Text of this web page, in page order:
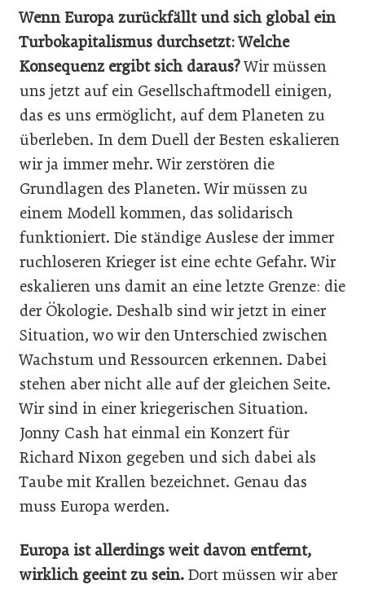
Wenn Europa zurückfällt und sich global ein
Turbokapitalismus durchsetzt: Welche
Konsequenz ergibt sich daraus?Wir müssen
uns jetzt auf ein Gesellschaftmodell einigen,
das es uns ermöglicht, auf dem Planeten zu
überleben. In dem Duell der Besten eskalieren
wir ja immer mehr. Wir zerstören die
Grundlagen des Planeten. Wir müssen zu
einem Modell kommen, das solidarisch
funktioniert. Die ständige Auslese der immer
ruchloseren Krieger ist eine echte Gefahr. Wir
eskalieren uns damit an eine letzte Grenze: die
der Ökologie. Deshalb sind wir jetzt in einer
Situation, wo wir den Unterschied zwischen
Wachstum und Ressourcen erkennen. Dabei
stehen aber nicht alle auf der gleichen Seite.
Wir sind in einer kriegerischen Situation.
Jonny Cash hat einmal ein Konzert für
Richard Nixon gegeben und sich dabei als
Taube mit Krallen bezeichnet. Genau das
muss Europa werden.
Europa ist allerdings weit davon entfernt,
wirklich geeint zu sein. Dort müssen wir aber